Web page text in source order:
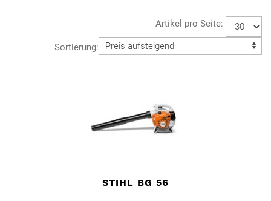
Artikel pro Seite:
Sortierung:
STIHL BG 56